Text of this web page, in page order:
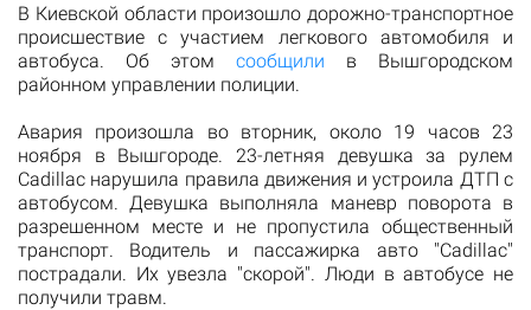
В Киевской области произошло дорожно-транспортное
происшествие с участием легкового автомобиля и
автобуса. Об этом сообщили в Вышгородском
районном управлении полиции.
Авария произошла во вторник, около 19 часов 23
ноября в Вышгороде. 23-летняя девушка за рулем
Cadillac нарушила правила движения и устроила ДТП с
автобусом. Девушка выполняла маневр поворота в
разрешенном месте и не пропустила общественный
транспорт. Водитель и пассажирка авто "Cadillac"
пострадали. Их увезла "скорой". Люди в автобусе не
получили травм.